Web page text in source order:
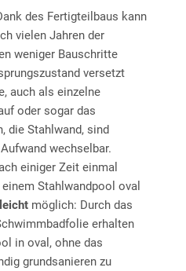
des Fertigteilbaus kann
vielen Jahren der
weniger Bauschritte
versetzt
auch als einzelne
oder sogar das
die Stahlwand, sind
wechselbar.
einiger Zeit einmal
Stahlwandpool oval
möglich: Durch das
erhalten
in oval, ohne das
grundsanieren zu